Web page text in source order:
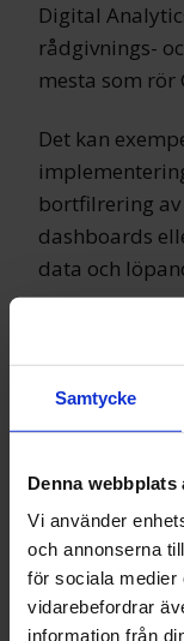
Samtycke
Denna webbplats
Vi använder
och annonserna
för sociala medier
vidarebefordrar
information från
Digital
rådgivnings-
mesta som rör
Det kan
bortfilrering
dashboards
data och
En Google
efter de
och dina
All